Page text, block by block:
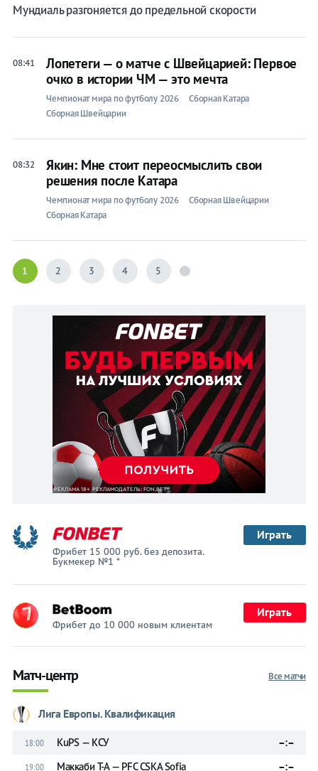
Мундиаль разгоняется до предельной скорости
08:41
Лопетеги — о матче с Швейцарией: Первое
очко в истории ЧМ — это мечта
Чемпионат мира по футболу 2026
Сборная Катара
Сборная Швейцарии
08:32
Якин: Мне стоит переосмыслить свои
решения после Катара
Чемпионат мира по футболу 2026
Сборная Швейцарии
Сборная Катара
1 2 3 4 5
Фрибет 15 000 руб. без депозита.
Букмекер №1 *
Играть
Фрибет до 10 000 новым клиентам
Играть
Все матчи
Матч-центр
Лига Европы. Квалификация
18:00 KuPS — КСУ –:–
19:00 Маккаби Т-А — PFC CSKA Sofia –:–